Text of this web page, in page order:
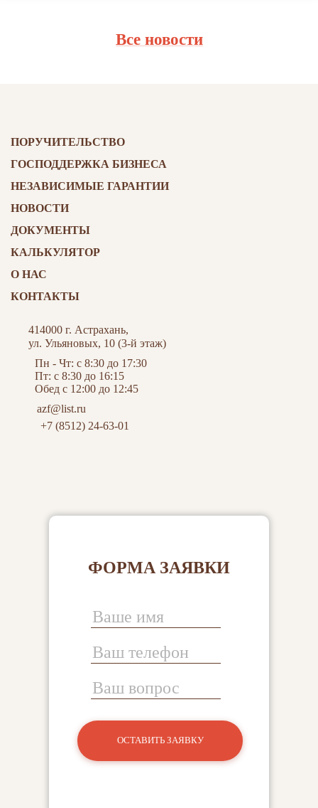
Все новости
ПОРУЧИТЕЛЬСТВО
ГОСПОДДЕРЖКА БИЗНЕСА
НЕЗАВИСИМЫЕ ГАРАНТИИ
НОВОСТИ
ДОКУМЕНТЫ
КАЛЬКУЛЯТОР
О НАС
КОНТАКТЫ
414000 г. Астрахань,
ул. Ульяновых, 10 (3-й этаж)
Пн - Чт: с 8:30 до 17:30
Пт: с 8:30 до 16:15
Обед с 12:00 до 12:45
azf@list.ru
+7 (8512) 24-63-01
ФОРМА ЗАЯВКИ
ОСТАВИТЬ ЗАЯВКУ